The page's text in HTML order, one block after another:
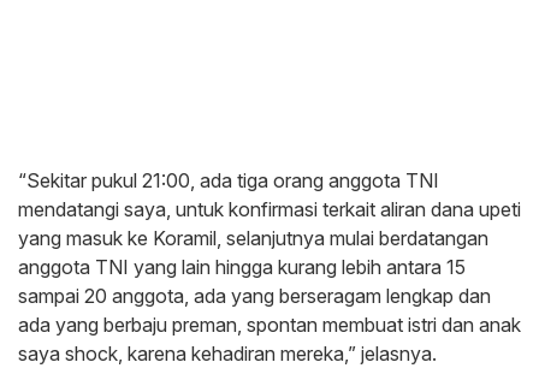
“Sekitar pukul 21:00, ada tiga orang anggota TNI
mendatangi saya, untuk konfirmasi terkait aliran dana upeti
yang masuk ke Koramil, selanjutnya mulai berdatangan
anggota TNI yang lain hingga kurang lebih antara 15
sampai 20 anggota, ada yang berseragam lengkap dan
ada yang berbaju preman, spontan membuat istri dan anak
saya shock, karena kehadiran mereka,” jelasnya.